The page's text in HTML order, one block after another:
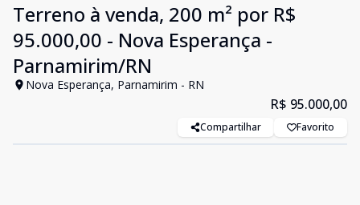
Terreno à venda, 200 m² por R$
95.000,00 - Nova Esperança -
Parnamirim/RN
Nova Esperança, Parnamirim - RN
R$ 95.000,00
Compartilhar Favorito